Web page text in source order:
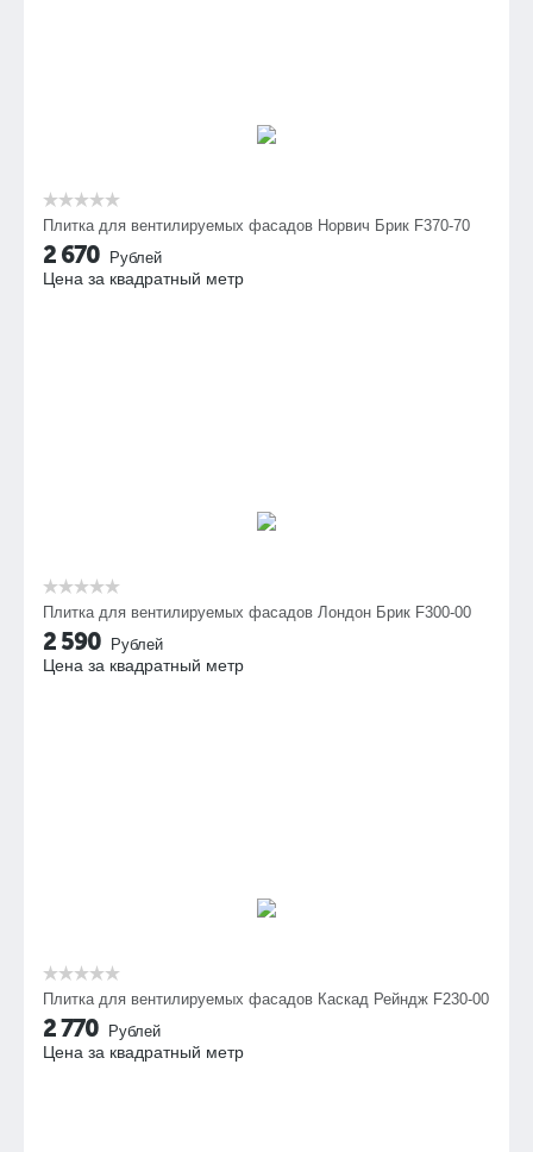
Плитка для вентилируемых фасадов Норвич Брик F370-70
2 670 Рублей
Цена за квадратный метр
Плитка для вентилируемых фасадов Лондон Брик F300-00
2 590 Рублей
Цена за квадратный метр
Плитка для вентилируемых фасадов Каскад Рейндж F230-00
2 770 Рублей
Цена за квадратный метр